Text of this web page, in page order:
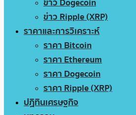
ข่าว Ripple (XRP)
ราคาและการวิเคราะห์
ราคา Bitcoin
ราคา Ethereum
ราคา Dogecoin
ราคา Ripple (XRP)
ปฏิทินเศรษฐกิจ